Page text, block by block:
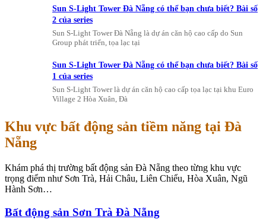
Sun S-Light Tower Đà Nẵng có thể bạn chưa biết? Bài số
2 của series
Sun S-Light Tower Đà Nẵng là dự án căn hộ cao cấp do Sun
Group phát triển, tọa lạc tại
Sun S-Light Tower Đà Nẵng có thể bạn chưa biết? Bài số
1 của series
Sun S-Light Tower là dự án căn hộ cao cấp tọa lạc tại khu Euro
Village 2 Hòa Xuân, Đà
Khu vực bất động sản tiềm năng tại Đà
Nẵng
Khám phá thị trường bất động sản Đà Nẵng theo từng khu vực
trọng điểm như Sơn Trà, Hải Châu, Liên Chiểu, Hòa Xuân, Ngũ
Hành Sơn…
Bất động sản Sơn Trà Đà Nẵng